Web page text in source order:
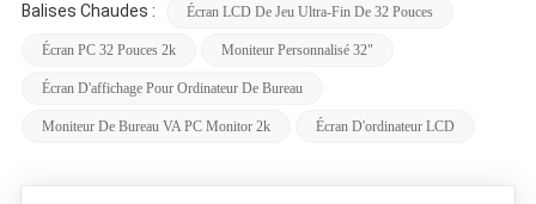
Balises Chaudes : Écran LCD De Jeu Ultra-Fin De 32 Pouces
Écran PC 32 Pouces 2k Moniteur Personnalisé 32"
Écran D'affichage Pour Ordinateur De Bureau
Moniteur De Bureau VA PC Monitor 2k Écran D'ordinateur LCD